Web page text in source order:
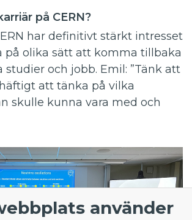
använder
på CERN?
har definitivt stärkt intresset
på olika sätt att komma tillbaka
studier och jobb. Emil: ”Tänk att
att tänka på vilka
skulle kunna vara med och